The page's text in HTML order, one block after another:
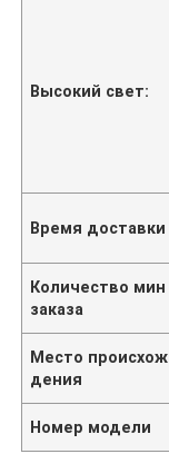
Высокий свет:
Время доставки
Количество мин
заказа
Место происхож
дения
Номер модели